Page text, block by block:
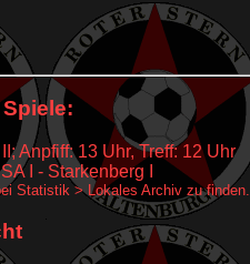
Anpfiff: 13 Uhr, Treff: 12 Uhr
I - Starkenberg I
Statistik > Lokales Archiv zu finden.